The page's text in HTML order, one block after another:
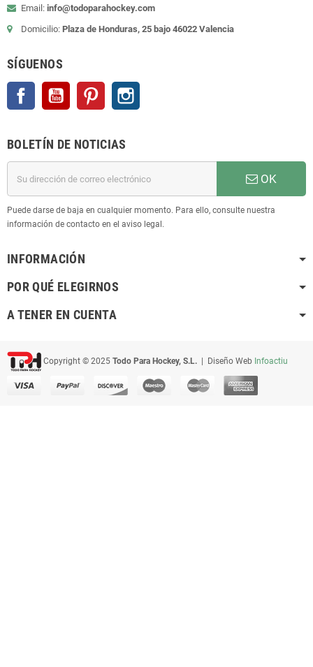
Email: info@todoparahockey.com
Domicilio: Plaza de Honduras, 25 bajo 46022 Valencia
SÍGUENOS
Facebook YouTube Pinterest
BOLETÍN DE NOTICIAS
OK
Puede darse de baja en cualquier momento. Para ello, consulte nuestra
información de contacto en el aviso legal.
INFORMACIÓN
POR QUÉ ELEGIRNOS
A TENER EN CUENTA
Copyright © 2025 Todo Para Hockey, S.L. | Diseño Web Infoactiu